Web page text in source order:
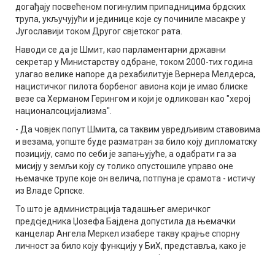
догађају посвећеном погинулим припадницима брдских
трупа, укључујући и јединице које су починиле масакре у
Југославији током Другог свјетског рата.
Наводи се да је Шмит, као парламентарни државни
секретар у Министарству одбране, током 2000-тих година
улагао велике напоре да рехабилитује Вернера Мелдерса,
нацистичког пилота борбеног авиона који је имао блиске
везе са Херманом Герингом и који је одликован као "херој
националсоцијализма".
- Да човјек попут Шмита, са таквим увредљивим ставовима
и везама, уопште буде разматран за било коју дипломатску
позицију, само по себи је запањујуће, а одабрати га за
мисију у земљи коју су толико опустошиле управо оне
њемачке трупе које он велича, потпуна је срамота - истичу
из Владе Српске.
То што је администрација тадашњег америчког
предсједника Џозефа Бајдена допустила да њемачки
канцелар Ангела Меркел изабере такву крајње спорну
личност за било коју функцију у БиХ, представља, како је